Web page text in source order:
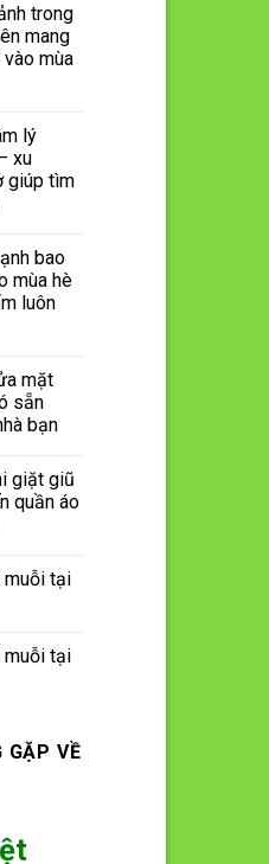
trong
mang
mùa
lý
xu
giúp tìm
bao
mùa hè
luôn
mặt
sẵn
bạn
giặt giũ
quần áo
muỗi tại
muỗi tại
GẶP VỀ